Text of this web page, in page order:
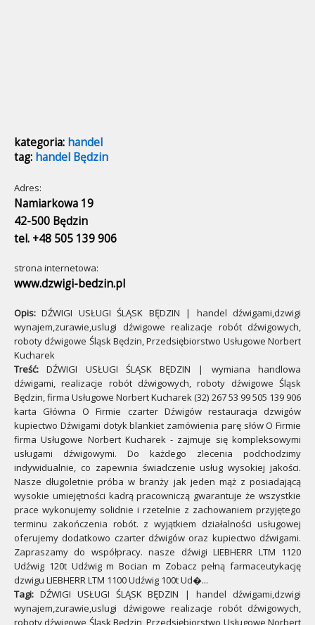
kategoria: handel
tag: handel Będzin
Adres:
Namiarkowa 19
42-500 Będzin
tel. +48 505 139 906
strona internetowa:
www.dzwigi-bedzin.pl
Opis: DŹWIGI USŁUGI ŚLĄSK BĘDZIN | handel dźwigami,dzwigi
wynajem,zurawie,uslugi dźwigowe realizacje robót dźwigowych,
roboty dźwigowe Śląsk Będzin, Przedsiębiorstwo Usługowe Norbert
Kucharek
Treść: DŹWIGI USŁUGI ŚLĄSK BĘDZIN | wymiana handlowa
dźwigami, realizacje robót dźwigowych, roboty dźwigowe Śląsk
Będzin, firma Usługowe Norbert Kucharek (32) 267 53 99 505 139 906
karta Główna O Firmie czarter Dźwigów restauracja dzwigów
kupiectwo Dźwigami dotyk blankiet zamówienia parę słów O Firmie
firma Usługowe Norbert Kucharek - zajmuje się kompleksowymi
usługami dźwigowymi. Do każdego zlecenia podchodzimy
indywidualnie, co zapewnia świadczenie usług wysokiej jakości.
Nasze długoletnie próba w branży jak jeden mąż z posiadającą
wysokie umiejętności kadrą pracowniczą gwarantuje że wszystkie
prace wykonujemy solidnie i rzetelnie z zachowaniem przyjętego
terminu zakończenia robót. z wyjątkiem działalności usługowej
oferujemy dodatkowo czarter dźwigów oraz kupiectwo dźwigami.
Zapraszamy do współpracy. nasze dźwigi LIEBHERR LTM 1120
Udźwig 120t Udźwig m Bocian m Zobacz pełną farmaceutykację
dzwigu LIEBHERR LTM 1100 Udźwig 100t Ud�...
Tagi: DŹWIGI USŁUGI ŚLĄSK BĘDZIN | handel dźwigami,dzwigi
wynajem,zurawie,uslugi dźwigowe realizacje robót dźwigowych,
roboty dźwigowe Śląsk Będzin, Przedsiębiorstwo Usługowe Norbert